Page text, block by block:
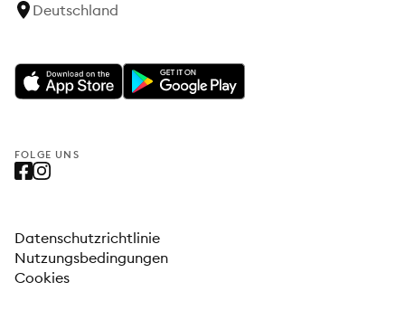
Deutschland
FOLGE UNS
Datenschutzrichtlinie
Nutzungsbedingungen
Cookies